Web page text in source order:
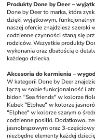
Produkty Done by Deer –
Done by Deer to marka, która
dzięki wyjątkowym,
naszej ofercie znajdziesz szeroki
codzienne czynności staną się
rodziców. Wszystkie produkty
wykonania oraz dbałością o
każdego dziecka.
Akcesoria do karmienia –
W kategorii Done by Deer
łączą w sobie funkcjonalność i
bidon "Sea friends" w kolorze
Kubek "Elphee" w kolorze
"Elphee" w kolorze szarym o
codzienne posiłki. Dodatkowo,
jasnobrązowym oraz 3-
niezbędne elementy każdej